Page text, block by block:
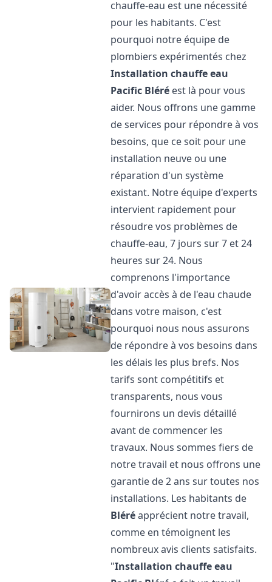
chauffe-eau est une nécessité
pour les habitants. C'est
pourquoi notre équipe de
plombiers expérimentés chez
Installation chauffe eau
Pacific Bléré est là pour vous
aider. Nous offrons une gamme
de services pour répondre à vos
besoins, que ce soit pour une
installation neuve ou une
réparation d'un système
existant. Notre équipe d'experts
intervient rapidement pour
résoudre vos problèmes de
chauffe-eau, 7 jours sur 7 et 24
heures sur 24. Nous
comprenons l'importance
d'avoir accès à de l'eau chaude
dans votre maison, c'est
pourquoi nous nous assurons
de répondre à vos besoins dans
les délais les plus brefs. Nos
tarifs sont compétitifs et
transparents, nous vous
fournirons un devis détaillé
avant de commencer les
travaux. Nous sommes fiers de
notre travail et nous offrons une
garantie de 2 ans sur toutes nos
installations. Les habitants de
Bléréapprécient notre travail,
comme en témoignent les
nombreux avis clients satisfaits.
"Installation chauffe eau